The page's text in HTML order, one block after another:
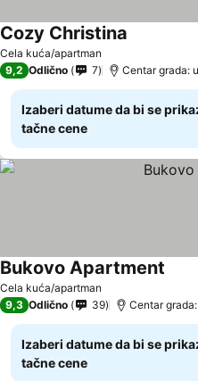
Cela kuća/apartman
Cozy Christina
9,2 Odlično 7 Centar grada:
Izaberi datume da bi se
tačne cene
Cela kuća/apartman
Bukovo Apartment
9,3 Odlično 39 Centar
Izaberi datume da bi se
tačne cene